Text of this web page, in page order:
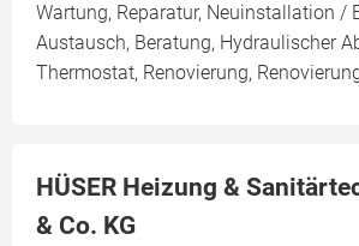
Wartung, Reparatur, Neuinstallation /
Austausch, Beratung, Hydraulischer
Thermostat, Renovierung,
HÜSER Heizung &
& Co. KG